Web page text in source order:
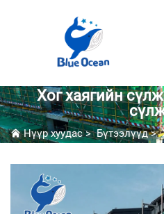
Хог хаягийн
Нүүр хуудас>Бүтээлүүд>